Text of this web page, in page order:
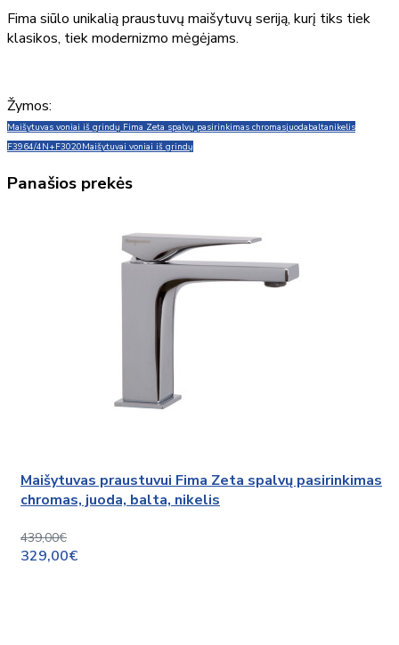
Fima siūlo unikalią praustuvų maišytuvų seriją, kurį tiks tiek
klasikos, tiek modernizmo mėgėjams.
Žymos:
Maišytuvas voniai iš grindų Fima Zeta spalvų pasirinkimas chromasjuodabaltanikelis
F3964/4N+F3020Maišytuvai voniai iš grindų
Panašios prekės
Maišytuvas praustuvui Fima Zeta spalvų pasirinkimas
chromas, juoda, balta, nikelis
439,00€
329,00€